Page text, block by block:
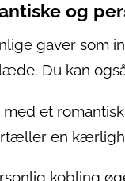
og
gaver som
Du kan
med et
en
kobling